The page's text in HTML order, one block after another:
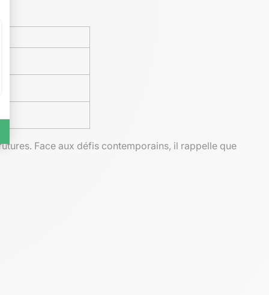
Face aux défis contemporains, il rappelle que